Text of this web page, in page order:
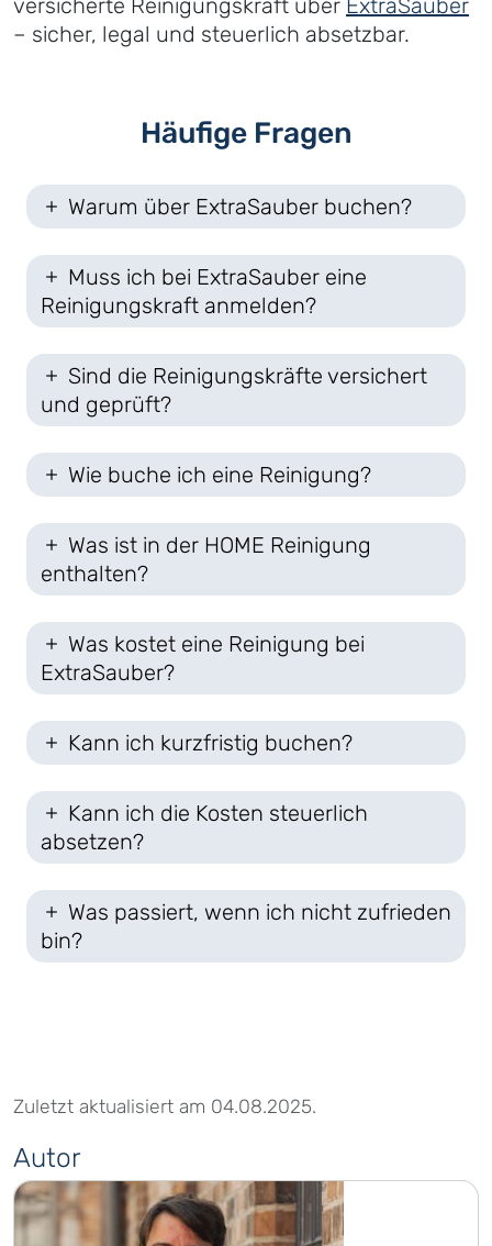
versicherte Reinigungskraft über ExtraSauber
– sicher, legal und steuerlich absetzbar.
Häufige Fragen
Warum über ExtraSauber buchen?
Muss ich bei ExtraSauber eine
Reinigungskraft anmelden?
Sind die Reinigungskräfte versichert
und geprüft?
Wie buche ich eine Reinigung?
Was ist in der HOME Reinigung
enthalten?
Was kostet eine Reinigung bei
ExtraSauber?
Kann ich kurzfristig buchen?
Kann ich die Kosten steuerlich
absetzen?
Was passiert, wenn ich nicht zufrieden
bin?
Zuletzt aktualisiert am 04.08.2025.
Autor